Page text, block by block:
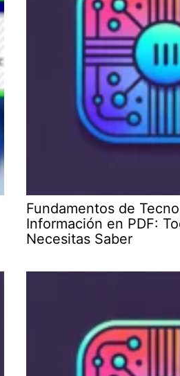
Fundamentos de
Información en PDF:
Necesitas Saber